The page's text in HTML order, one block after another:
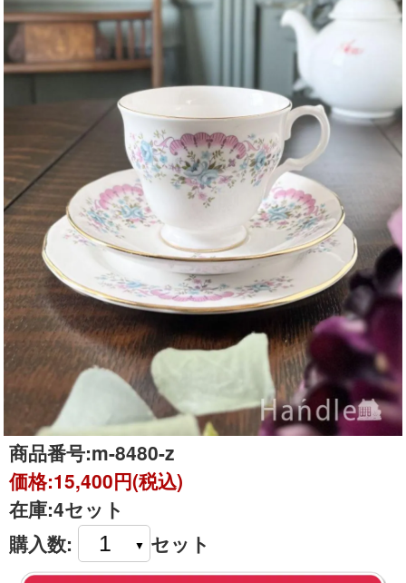
商品番号:m-8480-z
価格:15,400円(税込)
在庫:4セット
購入数:
セット